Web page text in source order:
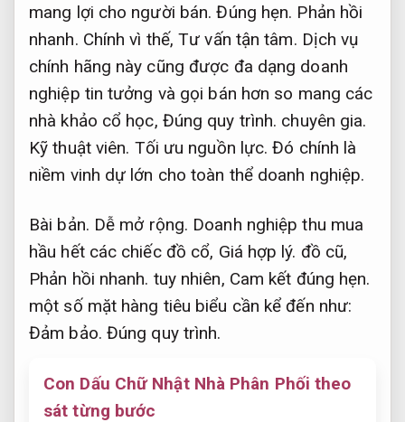
mang lợi cho người bán.Đúng hẹn. Phản hồi
nhanh. Chính vì thế,Tư vấn tận tâm. Dịch vụ
chính hãng này cũng được đa dạng doanh
nghiệp tin tưởng và gọi bán hơn so mang các
nhà khảo cổ học, Đúng quy trình. chuyên gia.
Kỹ thuật viên. Tối ưu nguồn lực. Đó chính là
niềm vinh dự lớn cho toàn thể doanh nghiệp.
Bài bản. Dễ mở rộng. Doanh nghiệp thu mua
hầu hết các chiếc đồ cổ, Giá hợp lý. đồ cũ,
Phản hồi nhanh. tuy nhiên, Cam kết đúng hẹn.
một số mặt hàng tiêu biểu cần kể đến như:
Đảm bảo. Đúng quy trình.
Con Dấu Chữ Nhật Nhà Phân Phối theo
sát từng bước